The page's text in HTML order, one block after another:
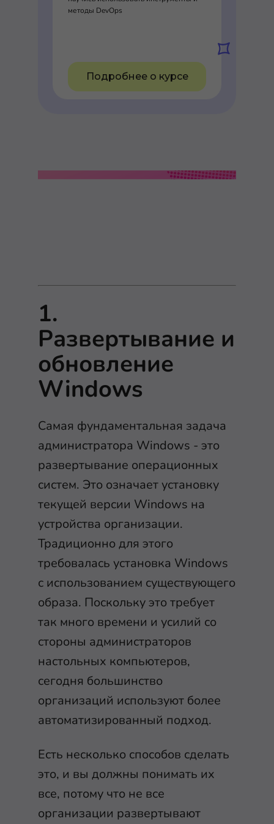
методы DevOps
Подробнее о курсе
1.
Развертывание и
обновление
Windows
Самая фундаментальная задача
администратора Windows - это
развертывание операционных
систем. Это означает установку
текущей версии Windows на
устройства организации.
Традиционно для этого
требовалась установка Windows
с использованием существующего
образа. Поскольку это требует
так много времени и усилий со
стороны администраторов
настольных компьютеров,
сегодня большинство
организаций используют более
автоматизированный подход.
Есть несколько способов сделать
это, и вы должны понимать их
все, потому что не все
организации развертывают